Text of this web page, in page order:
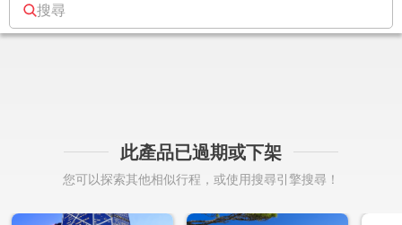
搜尋
此產品已過期或下架
您可以探索其他相似行程，或使用搜尋引擎搜尋！